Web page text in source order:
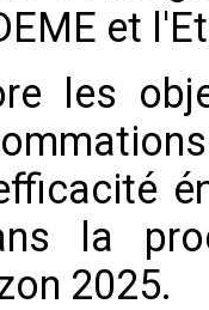
et
les
la
2025.